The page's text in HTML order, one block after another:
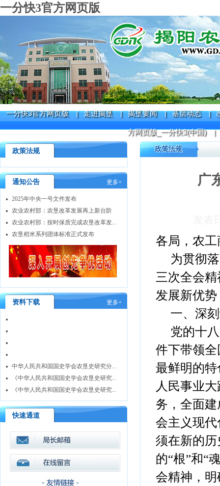
一分快3官方网页版
一分快3官方网页版 | 走进揭垦 | 揭垦要闻 | 基层动态 |
方网页版_一分快3(中国) |
政策法规
通知公告 更多+
2025年中央一号文件发布
农业农村部：农垦改革发展再上新台阶
农业农村部：按时保质完成农垦改革发...
农垦稻米系列团体标准正式发布
资料下载 更多+
中华人民共和国国史学会农垦史研究分...
《中华人民共和国国史学会农垦史研究...
《中华人民共和国国史学会农垦史研究...
快速通道
政策法规
广
各局，农
为贯彻落
三次全会
发展新优
一、深刻
党的十八
件下带领
最鲜明的
人民事业
务，全面
会主义现
须在新的
的“根”和“
会精神，